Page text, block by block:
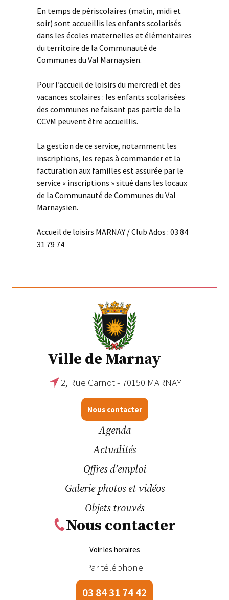
En temps de périscolaires (matin, midi et
soir) sont accueillis les enfants scolarisés
dans les écoles maternelles et élémentaires
du territoire de la Communauté de
Communes du Val Marnaysien.
Pour l’accueil de loisirs du mercredi et des
vacances scolaires : les enfants scolarisées
des communes ne faisant pas partie de la
CCVM peuvent être accueillis.
La gestion de ce service, notamment les
inscriptions, les repas à commander et la
facturation aux familles est assurée par le
service « inscriptions » situé dans les locaux
de la Communauté de Communes du Val
Marnaysien.
Accueil de loisirs MARNAY / Club Ados : 03 84
31 79 74
Ville de Marnay
2, Rue Carnot - 70150 MARNAY
Nous contacter
Agenda
Actualités
Offres d’emploi
Galerie photos et vidéos
Objets trouvés
Nous contacter
Voir les horaires
Par téléphone
03 84 31 74 42